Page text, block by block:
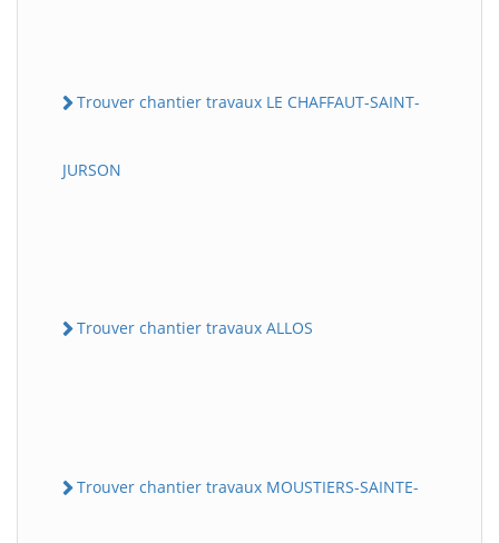
Trouver chantier travaux LE CHAFFAUT-SAINT-
JURSON
Trouver chantier travaux ALLOS
Trouver chantier travaux MOUSTIERS-SAINTE-